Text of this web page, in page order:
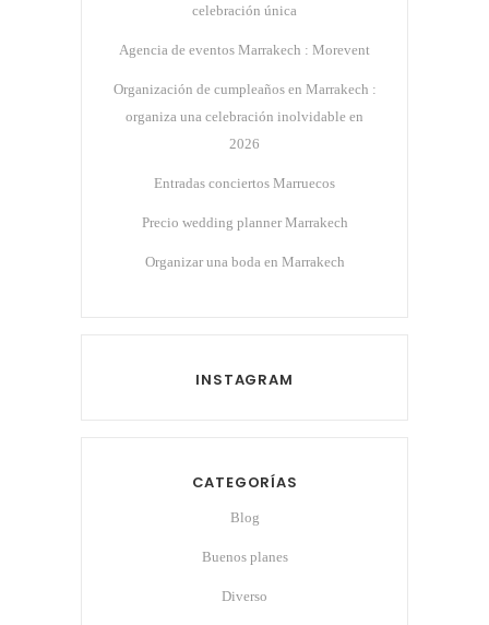
celebración única
Agencia de eventos Marrakech : Morevent
Organización de cumpleaños en Marrakech :
organiza una celebración inolvidable en
2026
Entradas conciertos Marruecos
Precio wedding planner Marrakech
Organizar una boda en Marrakech
INSTAGRAM
CATEGORÍAS
Blog
Buenos planes
Diverso